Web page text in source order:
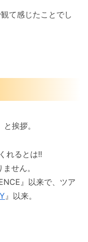
て感じたことでし
挨拶。
れるとは!!
せん。
』以来で、ツア
』以来。